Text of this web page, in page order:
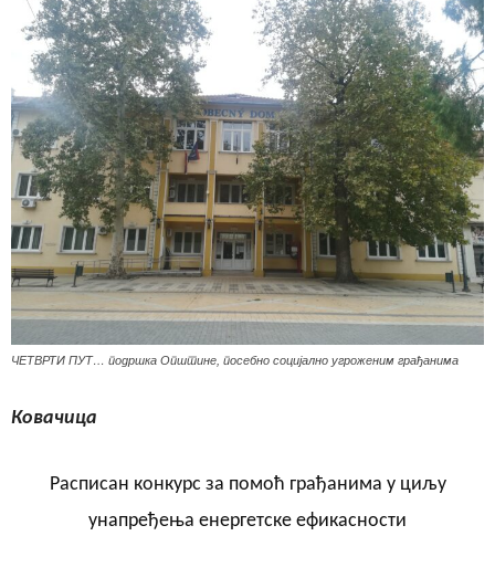
ЧЕТВРТИ ПУТ… подршка Општине, посебно социјално угроженим грађанима
Ковачица
Расписан конкурс за помоћ грађанима у циљу
унапређења енергетске ефикасности